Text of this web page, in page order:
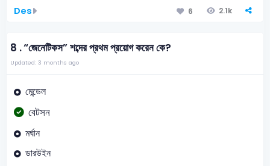
Des 6 2.1k
8 .“জেনেটিকস” শব্দের প্রথম প্রয়োগ করেন কে?
Updated: 3 months ago
মেন্ডেল
বেটসন
মর্ঘান
ডারউইন